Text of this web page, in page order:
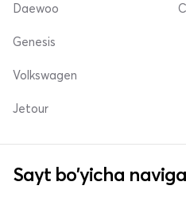
Daewoo
Genesis
Volkswagen
Jetour
Sayt bo'yicha